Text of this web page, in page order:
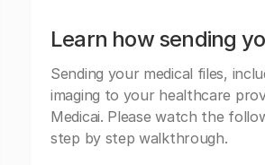
Learn how sending
Sending your medical files,
imaging to your healthcare
Medicai. Please watch the
step by step walkthrough.